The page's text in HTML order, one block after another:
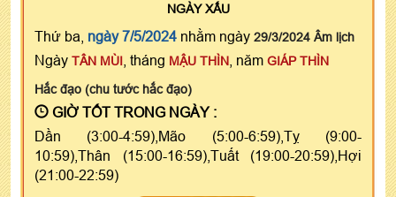
NGÀYXẤU
Thứ ba, ngày 7/5/2024 nhằm ngày 29/3/2024 Âm lịch
Ngày TÂN MÙI , tháng MẬU THÌN , năm GIÁP THÌN
Hắc đạo (chu tước hắc đạo)
GIỜ TỐT TRONG NGÀY :
Dần (3:00-4:59),Mão (5:00-6:59),Tỵ (9:00-
10:59),Thân (15:00-16:59),Tuất (19:00-20:59),Hợi
(21:00-22:59)